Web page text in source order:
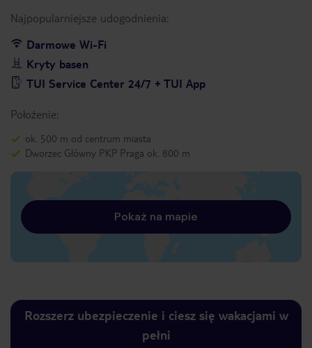
Najpopularniejsze udogodnienia:
Darmowe Wi-Fi
Kryty basen
TUI Service Center 24/7 + TUI App
Położenie:
ok. 500 m od centrum miasta
Dworzec Główny PKP Praga ok. 800 m
Pokaż na mapie
Rozszerz ubezpieczenie i ciesz się wakacjami w
pełni